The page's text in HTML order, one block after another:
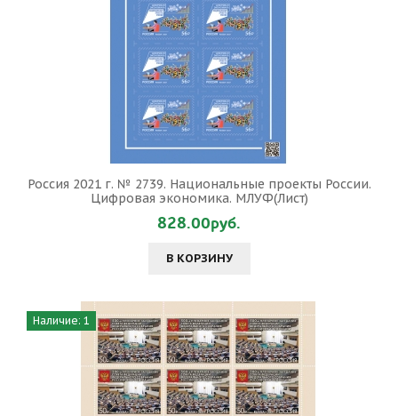
Россия 2021 г. № 2739. Национальные проекты России.
Цифровая экономика. МЛУФ(Лист)
828.00руб.
В КОРЗИНУ
Наличие: 1